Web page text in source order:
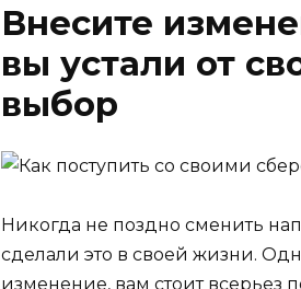
Внесите
вы устали от
выбор
Никогда не поздно сменить
сделали это в своей жизни.
изменение, вам стоит всерьез